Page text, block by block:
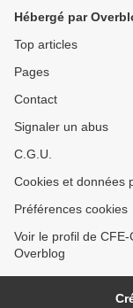
Hébergé par
Top articles
Pages
Contact
Signaler un abus
C.G.U.
Cookies et données
Préférences cookies
Voir le profil de
Overblog